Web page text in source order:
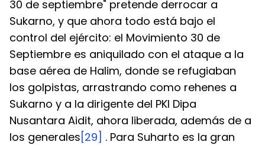
30 de septiembre" pretende derrocar a
Sukarno, y que ahora todo está bajo el
control del ejército: el Movimiento 30 de
Septiembre es aniquilado con el ataque a la
base aérea de Halim, donde se refugiaban
los golpistas, arrastrando como rehenes a
Sukarno y a la dirigente del PKI Dipa
Nusantara Aidit, ahora liberada, además de a
los generales [29] . Para Suharto es la gran